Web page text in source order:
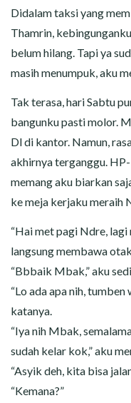
Didalam taksi yang
Thamrin,
belum hilang. Tapi ya
masih menumpuk, aku
Tak terasa, hari Sabtu
bangunku pasti molor.
Dl di kantor. Namun,
akhirnya terganggu.
memang aku biarkan
ke meja kerjaku meraih
“Hai met pagi Ndre, lagi
langsung membawa
“Bbbaik Mbak,” aku
“Lo ada apa nih,
katanya.
“Iya nih Mbak,
sudah kelar kok,” aku
“Asyik deh, kita bisa
“Kemana?”